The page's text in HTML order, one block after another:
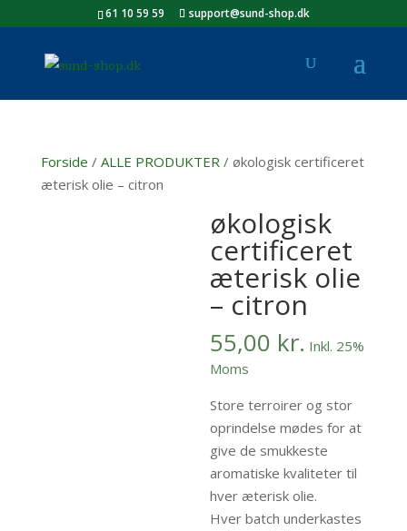
61 10 59 59 support@sund-shop.dk
Forside / ALLE PRODUKTER/ økologisk certificeret
æterisk olie – citron
økologisk
certificeret
æterisk olie
– citron
55,00 kr. Inkl. 25%
Moms
Store terroirer og stor
oprindelse mødes for at
give de smukkeste
aromatiske kvaliteter til
hver æterisk olie.
Hver batch underkastes